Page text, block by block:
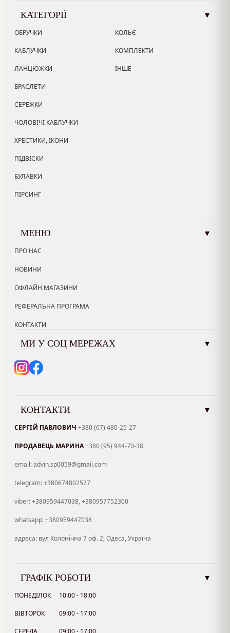
КАТЕГОРІЇ ▾
ОБРУЧКИ
КАБЛУЧКИ
ЛАНЦЮЖКИ
БРАСЛЕТИ
СЕРЕЖКИ
ЧОЛОВІЧІ КАБЛУЧКИ
ХРЕСТИКИ, ІКОНИ
ПІДВІСКИ
БУЛАВКИ
ПІРСИНГ
КОЛЬЄ
КОМПЛЕКТИ
ІНШЕ
МЕНЮ ▾
ПРО НАС
НОВИНИ
ОФЛАЙН МАГАЗИНИ
РЕФЕРАЛЬНА ПРОГРАМА
КОНТАКТИ
МИ У СОЦ МЕРЕЖАХ ▾
КОНТАКТИ ▾
СЕРГІЙ ПАВЛОВИЧ +380 (67) 480-25-27
ПРОДАВЕЦЬ МАРИНА+380 (95) 944-70-38
email: advin.sp0059@gmail.com
telegram: +380674802527
viber: +380959447038, +380957752300
whatsapp: +380959447038
адреса: вул Колонічна 7 оф. 2, Одеса, Україна
ГРАФІК РОБОТИ ▾
ПОНЕДІЛОК 10:00 - 18:00
ВІВТОРОК 09:00 - 17:00